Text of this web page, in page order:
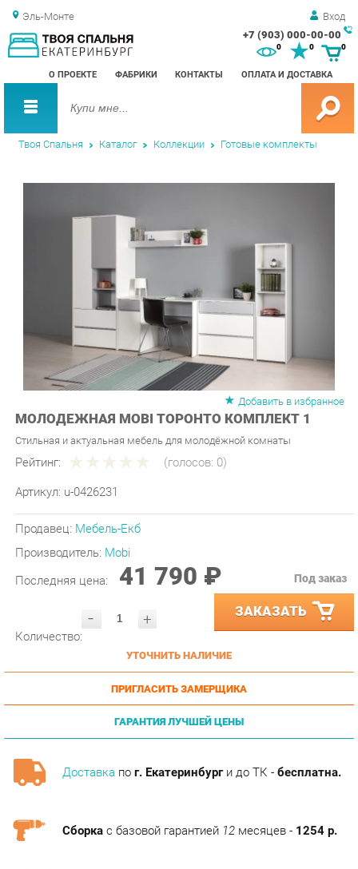
Эль-Монте Вход
+7 (903) 000-00-00
О ПРОЕКТЕ ФАБРИКИ КОНТАКТЫ ОПЛАТА И ДОСТАВКА
0 0
Твоя Спальня Каталог Коллекции Готовые комплекты
МОЛОДЕЖНАЯ MOBI ТОРОНТО КОМПЛЕКТ 1
Стильная и актуальная мебель для молодёжной комнаты
Рейтинг: (голосов:0)
u-0426231
Производитель:Mobi
Последняя цена:
41 790 ₽
- ЗАКАЗАТЬ
УТОЧНИТЬ НАЛИЧИЕ
ПРИГЛАСИТЬ ЗАМЕРЩИКА
ГАРАНТИЯ ЛУЧШЕЙ ЦЕНЫ
Доставкапог. Екатеринбурги до ТК -бесплатна.